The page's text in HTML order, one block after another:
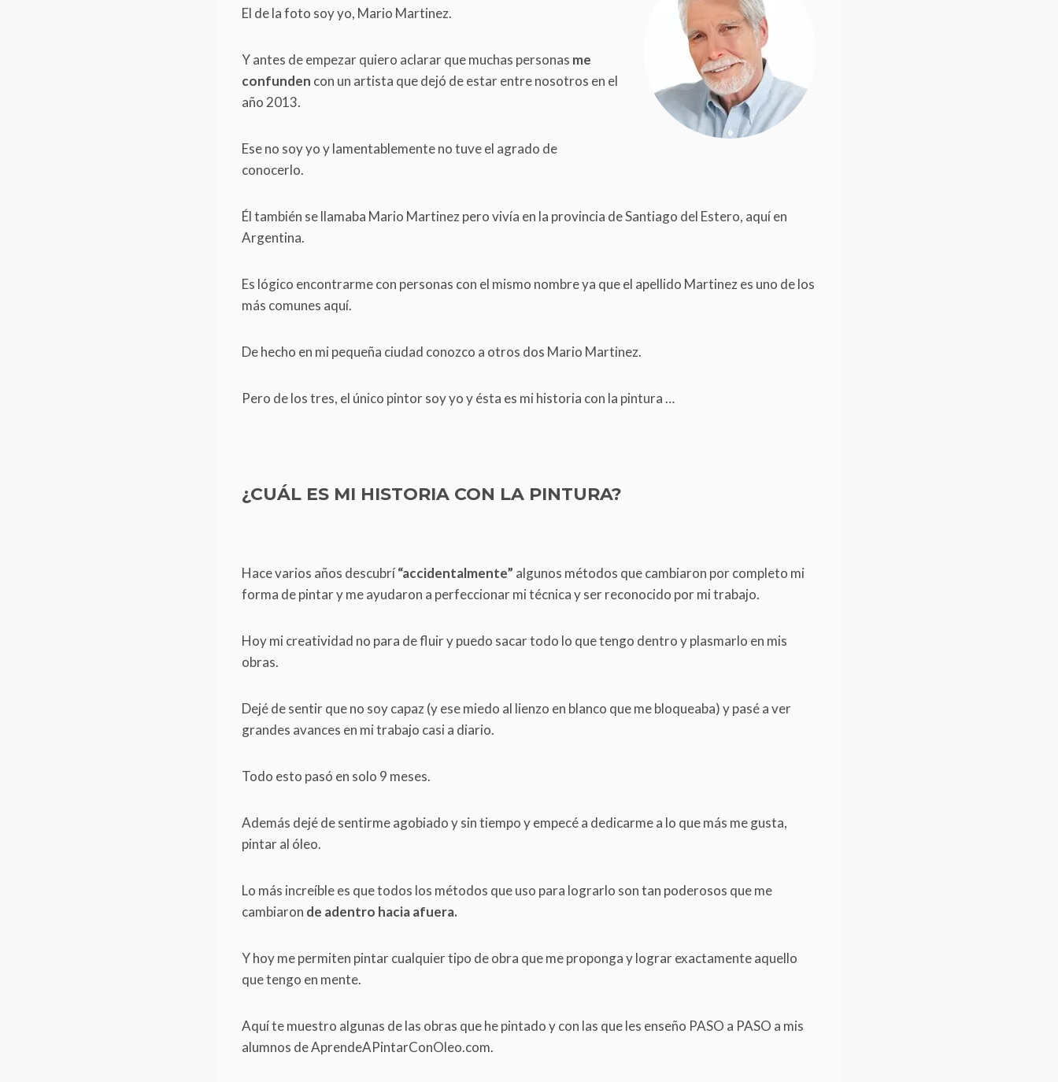
El de la foto soy yo, Mario Martinez.
Y antes de empezar quiero aclarar que muchas personas me
confunden con un artista que dejó de estar entre nosotros en el
año 2013.
Ese no soy yo y lamentablemente no tuve el agrado de
conocerlo.
Él también se llamaba Mario Martinez pero vivía en la provincia de Santiago del Estero, aquí en
Argentina.
Es lógico encontrarme con personas con el mismo nombre ya que el apellido Martinez es uno de los
más comunes aquí.
De hecho en mi pequeña ciudad conozco a otros dos Mario Martinez.
Pero de los tres, el único pintor soy yo y ésta es mi historia con la pintura …
¿CUÁL ES MI HISTORIA CON LA PINTURA?
Hace varios años descubrí“accidentalmente” algunos métodos que cambiaron por completo mi
forma de pintar y me ayudaron a perfeccionar mi técnica y ser reconocido por mi trabajo.
Hoy mi creatividad no para de fluir y puedo sacar todo lo que tengo dentro y plasmarlo en mis
obras.
Dejé de sentir que no soy capaz (y ese miedo al lienzo en blanco que me bloqueaba) y pasé a ver
grandes avances en mi trabajo casi a diario.
Todo esto pasó en solo 9 meses.
Además dejé de sentirme agobiado y sin tiempo y empecé a dedicarme a lo que más me gusta,
pintar al óleo.
Lo más increíble es que todos los métodos que uso para lograrlo son tan poderosos que me
cambiaron de adentro hacia afuera.
Y hoy me permiten pintar cualquier tipo de obra que me proponga y lograr exactamente aquello
que tengo en mente.
Aquí te muestro algunas de las obras que he pintado y con las que les enseño PASO a PASO a mis
alumnos de AprendeAPintarConOleo.com.